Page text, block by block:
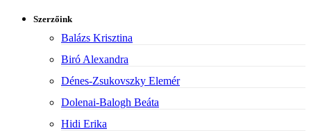
Szerzőink
Balázs Krisztina
Biró Alexandra
Dénes-Zsukovszky Elemér
Dolenai-Balogh Beáta
Hidi Erika